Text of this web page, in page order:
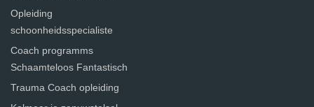
Opleiding
schoonheidsspecialiste
Coach programms
Schaamteloos Fantastisch
Trauma Coach opleiding